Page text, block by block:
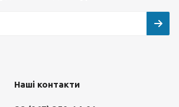
Наші контакти